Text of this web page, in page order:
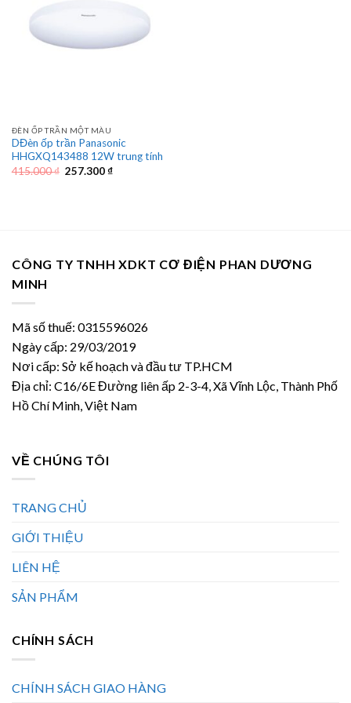
ĐÈN ỐP TRẦN MỘT MÀU
DĐèn ốp trần Panasonic
HHGXQ143488 12W trung tính
415.000₫ Giá
257.300₫Giá
CÔNG TY TNHH XDKT CƠ ĐIỆN PHAN DƯƠNG
MINH
Mã số thuế: 0315596026
Ngày cấp: 29/03/2019
Nơi cấp: Sở kế hoạch và đầu tư TP.HCM
Địa chỉ: C16/6E Đường liên ấp 2-3-4, Xã Vĩnh Lộc, Thành Phố
Hồ Chí Minh, Việt Nam
VỀ CHÚNG TÔI
TRANG CHỦ
GIỚI THIỆU
LIÊN HỆ
SẢN PHẨM
CHÍNH SÁCH
CHÍNH SÁCH GIAO HÀNG